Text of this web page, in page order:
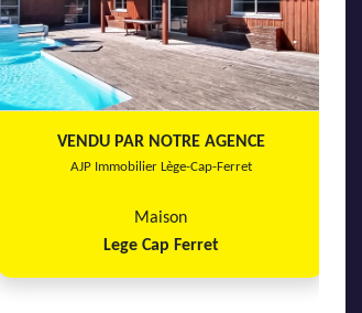
Lege Cap Ferret
72 m² 1122 m² 3 1
REF5020 - AJP Immobilier Lège-Cap-Ferret
Previous Next
VENDU PAR NOTRE AGENCE
AJP Immobilier Lège-Cap-Ferret
Maison
Lege Cap Ferret